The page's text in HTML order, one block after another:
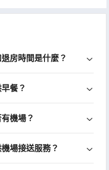
房時間是什麼？
餐？
機場？
場接送服務？